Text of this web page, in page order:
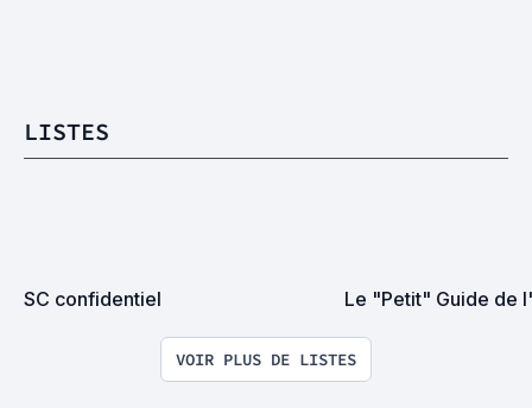
LISTES
SC confidentiel Le "Petit" Guide de
VOIR PLUS DE LISTES